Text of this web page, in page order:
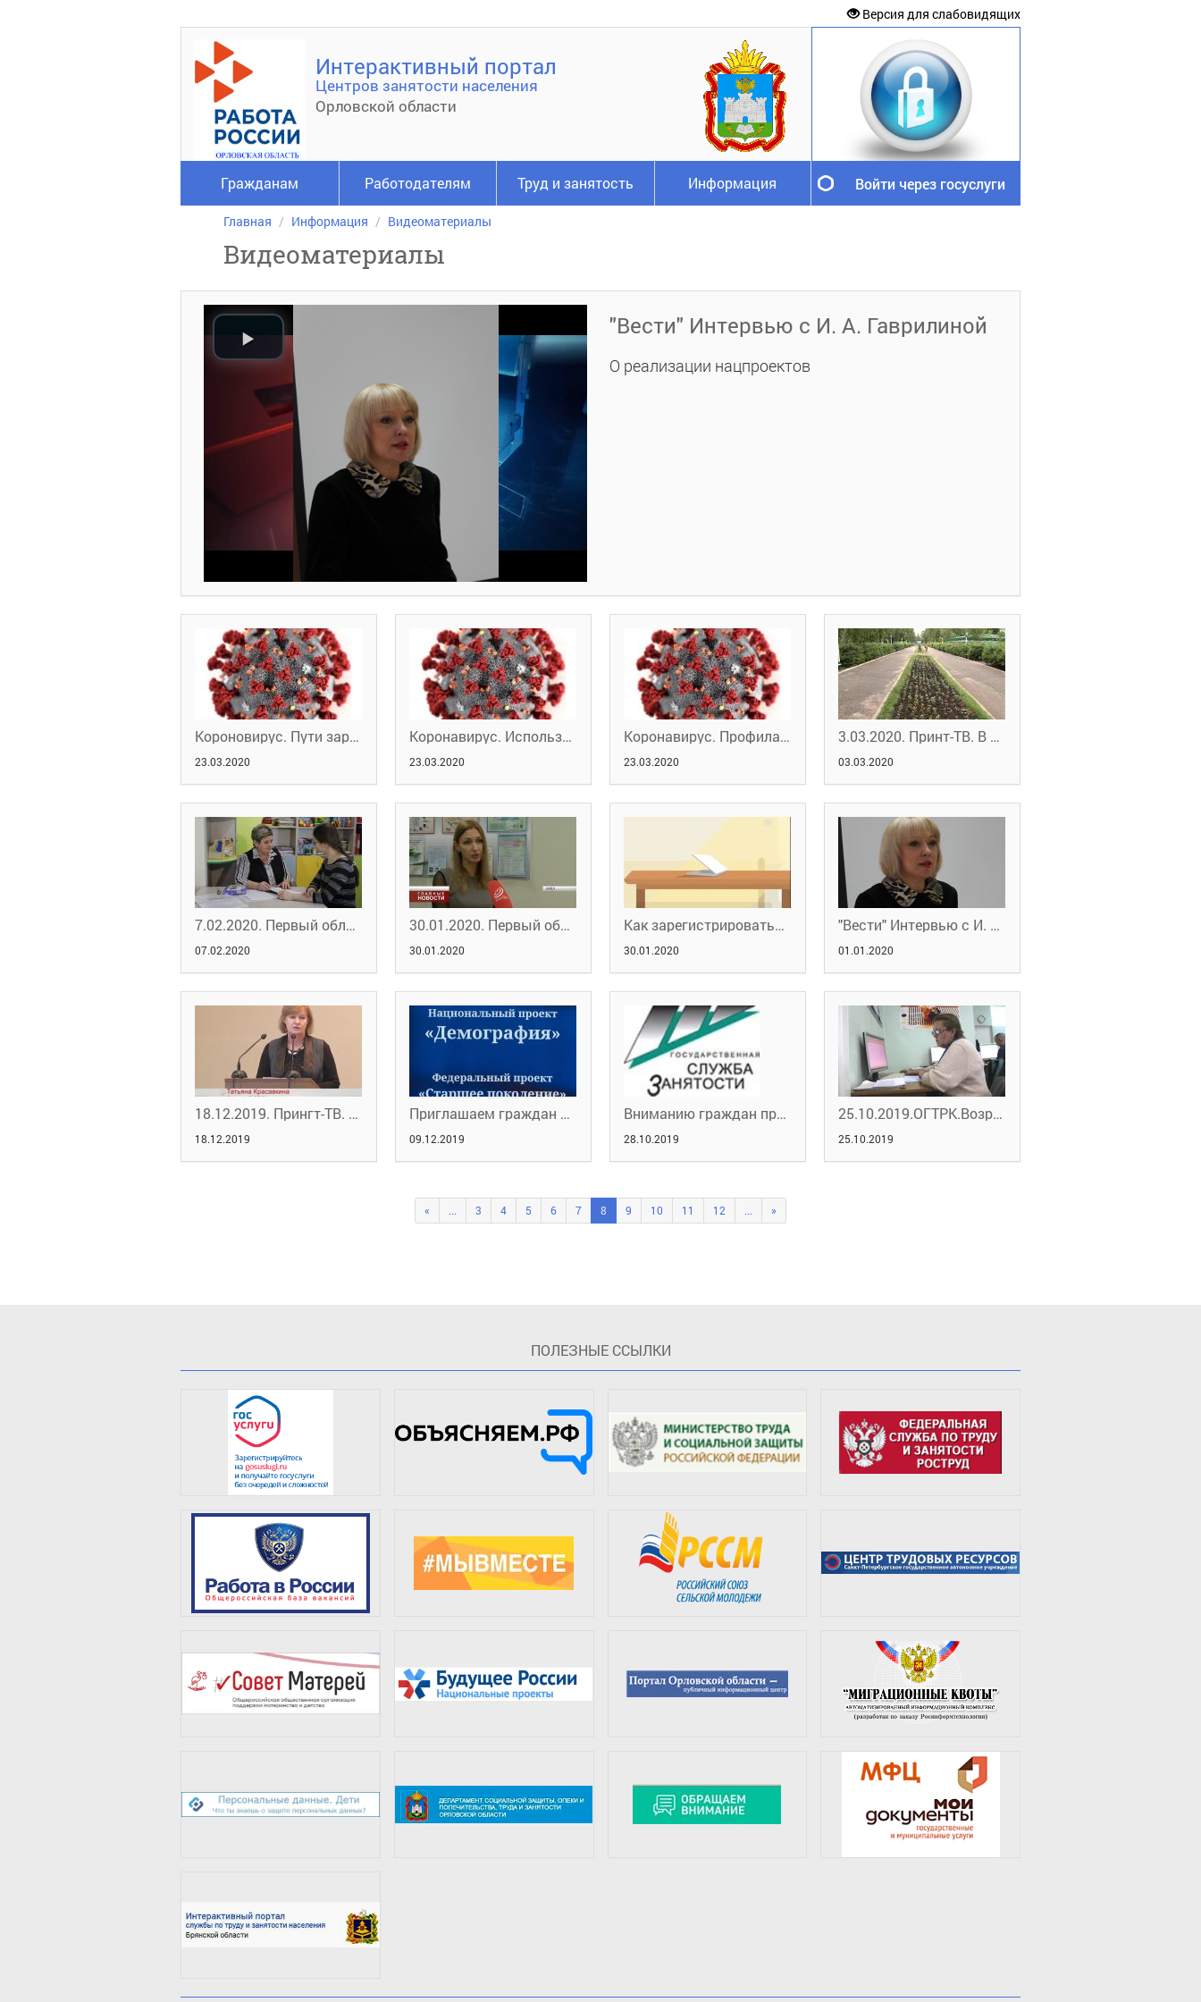
Версия для слабовидящих
Интерактивный портал
Центров занятости населения
Орловской области
Гражданам Работодателям Труд и занятость Информация Войти через госуслуги
Главная Информация Видеоматериалы
Видеоматериалы
"Вести" Интервью с И. А. Гаврилиной
О реализации нацпроектов
Короновирус. Пути заражения
23.03.2020
Коронавирус. Используй маску правильно
23.03.2020
Коронавирус. Профилактика
23.03.2020
3.03.2020. Принт-ТВ. В нашей власти.
03.03.2020
7.02.2020. Первый областной. У орловских "предпенсионеров" появились новые возможности
07.02.2020
30.01.2020. Первый областной. Женщины с детьми не останутся незанятыми.
30.01.2020
Как зарегистрироваться в ЕСИА
30.01.2020
"Вести" Интервью с И. А. Гаврилиной
01.01.2020
18.12.2019. Прингт-ТВ. Программа "В нашей власти"
18.12.2019
Приглашаем граждан предпенсионного возраста пройти профессиональное обучение!
09.12.2019
Вниманию граждан предпенсионного возраста!
28.10.2019
25.10.2019.ОГТРК.Возраст – не помеха трудоустройству!
25.10.2019
« ... 3 4 5 6 7 8 9 10 11 12 ... »
ПOЛЕЗНЫЕ ССЫЛКИ